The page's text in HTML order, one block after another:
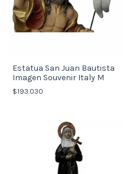
Estatua San Juan Bautista
Imagen Souvenir Italy M
$193.030